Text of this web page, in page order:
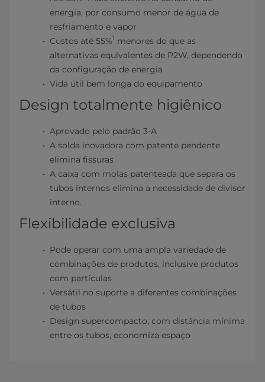
energia, por consumo menor de água de
resfriamento e vapor
Custos até 55%1 menores do que as
alternativas equivalentes de P2W, dependendo
da configuração de energia
Vida útil bem longa do equipamento
Design totalmente higiênico
Aprovado pelo padrão 3-A
A solda inovadora com patente pendente
elimina fissuras
A caixa com molas patenteada que separa os
tubos internos elimina a necessidade de divisor
interno.
Flexibilidade exclusiva
Pode operar com uma ampla variedade de
combinações de produtos, inclusive produtos
com partículas
Versátil no suporte a diferentes combinações
de tubos
Design supercompacto, com distância mínima
entre os tubos, economiza espaço